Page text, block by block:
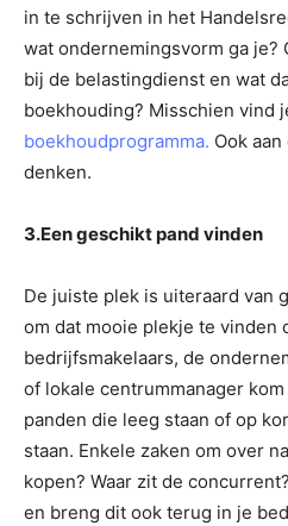
in te schrijven in het
wat ondernemingsvorm ga je?
bij de belastingdienst en wat
boekhouding? Misschien vind
boekhoudprogramma. Ook
denken.
3.Een geschikt pand vinden
De juiste plek is uiteraard van
om dat mooie plekje te vinden
bedrijfsmakelaars, de
of lokale centrummanager
panden die leeg staan of op
staan. Enkele zaken om over
kopen? Waar zit de
en breng dit ook terug in je